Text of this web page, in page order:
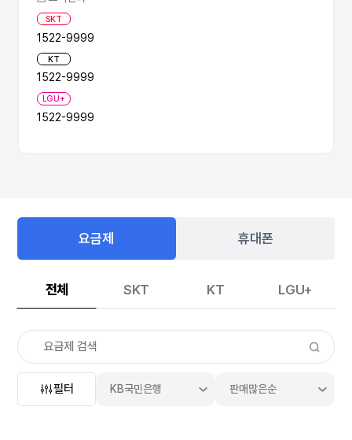
SKT
1522-9999
KT
1522-9999
LGU+
1522-9999
요금제 휴대폰
전체 SKT KT LGU+
필터 KB국민은행 판매많은순